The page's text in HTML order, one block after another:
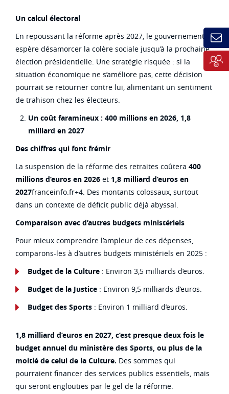
Un calcul électoral
En repoussant la réforme après 2027, le gouvernement
espère désamorcer la colère sociale jusqu’à la prochaine
élection présidentielle. Une stratégie risquée : si la
situation économique ne s’améliore pas, cette décision
pourrait se retourner contre lui, alimentant un sentiment
de trahison chez les électeurs.
Un coût faramineux : 400 millions en 2026, 1,8
milliard en 2027
Des chiffres qui font frémir
La suspension de la réforme des retraites coûtera 400
millions d’euros en 2026 et 1,8 milliard d’euros en
2027franceinfo.fr+4. Des montants colossaux, surtout
dans un contexte de déficit public déjà abyssal.
Comparaison avec d’autres budgets ministériels
Pour mieux comprendre l’ampleur de ces dépenses,
comparons-les à d’autres budgets ministériels en 2025 :
Budget de la Culture : Environ 3,5 milliards d’euros.
Budget de la Justice : Environ 9,5 milliards d’euros.
Budget des Sports : Environ 1 milliard d’euros.
1,8 milliard d’euros en 2027, c’est presque deux fois le
budget annuel du ministère des Sports, ou plus de la
moitié de celui de la Culture. Des sommes qui
pourraient financer des services publics essentiels, mais
qui seront englouties par le gel de la réforme.